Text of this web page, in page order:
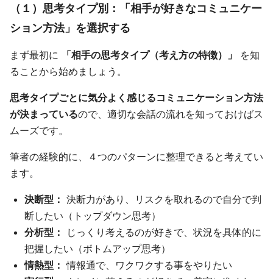
（１）思考タイプ別：「相手が好きなコミュニケー
ション方法」を選択する
まず最初に 「相手の思考タイプ（考え方の特徴）」
を知
ることから始めましょう。
思考タイプごとに気分よく感じるコミュニケーション方法
が決まっているので、適切な会話の流れを知っておけばス
ムーズです。
筆者の経験的に、４つのパターンに整理できると考えてい
ます。
決断型： 決断力があり、リスクを取れるので自分で判
断したい（トップダウン思考）
分析型：
じっくり考えるのが好きで、状況を具体的に
把握したい（ボトムアップ思考）
情熱型： 情報通で、ワクワクする事をやりたい